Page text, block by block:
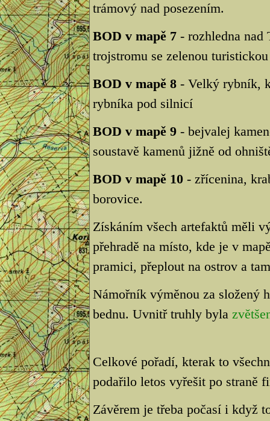
trámový nad posezením.
BOD v mapě 7- rozhledna nad
trojstromu se zelenou
BOD v mapě 8- Velký rybník,
rybníka pod silnicí
BOD v mapě 9- bejvalej
soustavě kamenů jižně od
BOD v mapě 10- zřícenina,
borovice.
Získáním všech artefaktů měli
přehradě na místo, kde je v
pramici, přeplout na ostrov a
Námořník výměnou za složený
bednu. Uvnitř truhly byla
Celkové pořadí, kterak to
podařilo letos vyřešit po straně
Závěrem je třeba počasí i když